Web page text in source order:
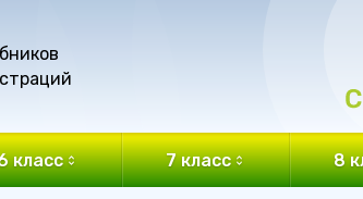
класс 7 класс 8